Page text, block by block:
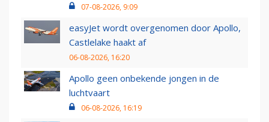
07-08-2026, 9:09
easyJet wordt overgenomen door Apollo,
Castlelake haakt af
06-08-2026, 16:20
Apollo geen onbekende jongen in de
luchtvaart
06-08-2026, 16:19